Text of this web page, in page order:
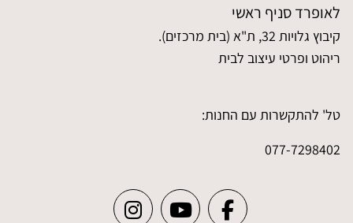
לאופרד סניף ראשי
קיבוץ גלויות 32, ת"א (בית מרכזים).
ריהוט ופרטי עיצוב לבית
טל' להתקשרות עם החנות:
077-7298402